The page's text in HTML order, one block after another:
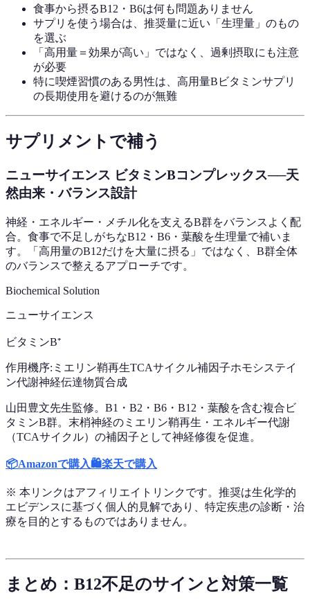
食事から摂るB12・B6は何も問題ありません
サプリを使う場合は、推奨量に近い「生理量」のもの
を選ぶ
「高用量＝効果が高い」ではなく、過剰摂取にも注意
が必要
特に喫煙習慣のある男性は、高用量Bビタミンサプリ
の長期使用を避けるのが無難
サプリメントで補う
ニューサイエンス ビタミンBコンプレックス──天
然由来・バランス設計
神経・エネルギー・メチル化を支えるB群をバランスよく配
合。食事で不足しがちなB12・B6・葉酸を生理量で補いま
す。「高用量のB12だけを大量に摂る」ではなく、B群全体
のバランスで整えるアプローチです。
Biochemical Solution
ニューサイエンス
ビタミンB⁺
作用機序: ミエリン鞘再生TCAサイクル補因子ホモシステイ
ン代謝神経伝達物質合成
山田豊文先生監修。B1・B2・B6・B12・葉酸を含む複合ビ
タミンB群。末梢神経のミエリン鞘再生・エネルギー代謝
（TCAサイクル）の補因子として神経修復を促進。
📦Amazonで購入🛍️楽天で購入
※ 本リンクはアフィリエイトリンクです。推奨は生化学的
エビデンスに基づく個人的見解であり、特定疾患の診断・治
療を目的とするものではありません。
まとめ：B12不足のサインと対策一覧